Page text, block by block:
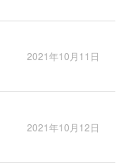
2021年10月11日
2021年10月12日